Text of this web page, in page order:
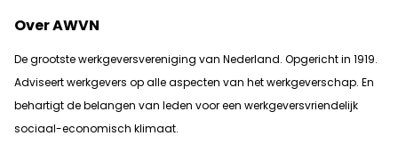
Over AWVN
De grootste werkgeversvereniging van Nederland. Opgericht in 1919.
Adviseert werkgevers op alle aspecten van het werkgeverschap. En
behartigt de belangen van leden voor een werkgeversvriendelijk
sociaal-economisch klimaat.